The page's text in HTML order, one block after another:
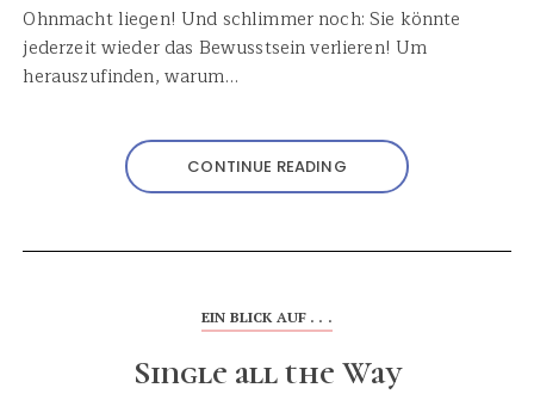
Ohnmacht liegen! Und schlimmer noch: Sie könnte
jederzeit wieder das Bewusstsein verlieren! Um
herauszufinden, warum…
CONTINUE READING
EIN BLICK AUF . . .
Single all the Way